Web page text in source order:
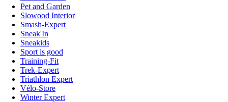
Pet and Garden
Slowood Interior
Smash-Expert
Sneak'In
Sneakids
Sport is good
Training-Fit
Trek-Expert
Triathlon Expert
Vélo-Store
Winter Expert